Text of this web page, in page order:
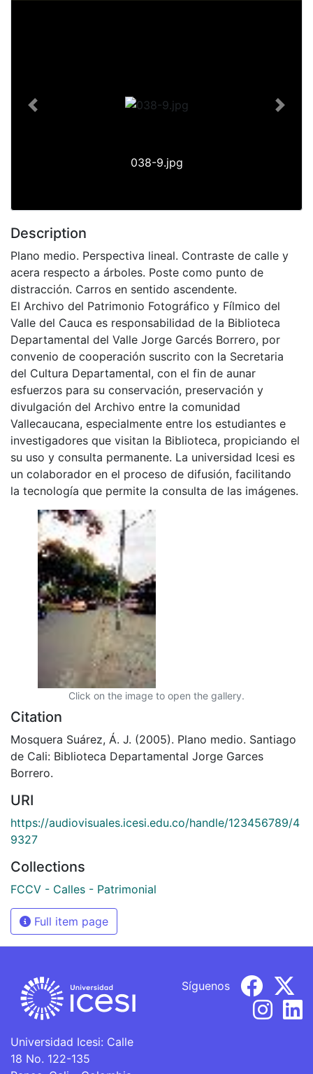
038-9.jpg
Previous Next
Description
Plano medio. Perspectiva lineal. Contraste de calle y
acera respecto a árboles. Poste como punto de
distracción. Carros en sentido ascendente.
El Archivo del Patrimonio Fotográfico y Fílmico del
Valle del Cauca es responsabilidad de la Biblioteca
Departamental del Valle Jorge Garcés Borrero, por
convenio de cooperación suscrito con la Secretaria
del Cultura Departamental, con el fin de aunar
esfuerzos para su conservación, preservación y
divulgación del Archivo entre la comunidad
Vallecaucana, especialmente entre los estudiantes e
investigadores que visitan la Biblioteca, propiciando el
su uso y consulta permanente. La universidad Icesi es
un colaborador en el proceso de difusión, facilitando
la tecnología que permite la consulta de las imágenes.
Click on the image to open the gallery.
Citation
Mosquera Suárez, Á. J. (2005). Plano medio. Santiago
de Cali: Biblioteca Departamental Jorge Garces
Borrero.
URI
https://audiovisuales.icesi.edu.co/handle/123456789/4
9327
Collections
FCCV - Calles - Patrimonial
Full item page
Universidad Icesi: Calle
18 No. 122-135
Síguenos